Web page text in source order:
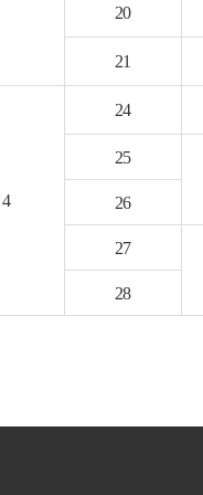
20
21
4
24
25
26
27
28